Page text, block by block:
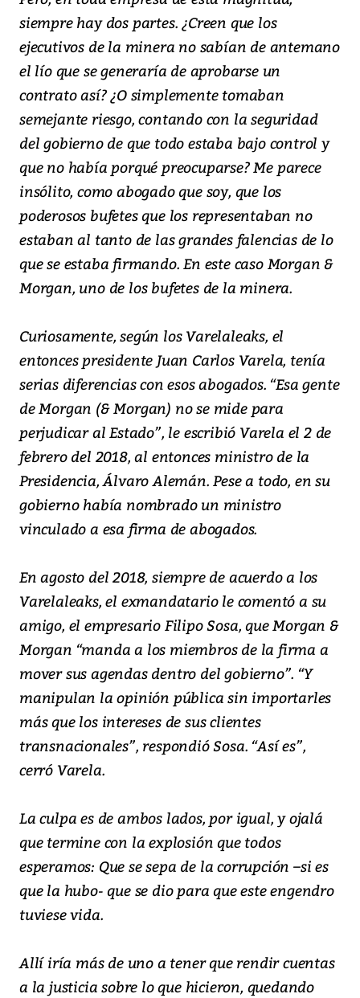
siempre hay dos partes. ¿Creen que los
ejecutivos de la minera no sabían de antemano
el lío que se generaría de aprobarse un
contrato así? ¿O simplemente tomaban
semejante riesgo, contando con la seguridad
del gobierno de que todo estaba bajo control y
que no había porqué preocuparse? Me parece
insólito, como abogado que soy, que los
poderosos bufetes que los representaban no
estaban al tanto de las grandes falencias de lo
que se estaba firmando. En este caso Morgan &
Morgan, uno de los bufetes de la minera.
Curiosamente, según los Varelaleaks, el
entonces presidente Juan Carlos Varela, tenía
serias diferencias con esos abogados. “Esa gente
de Morgan (& Morgan) no se mide para
perjudicar al Estado”, le escribió Varela el 2 de
febrero del 2018, al entonces ministro de la
Presidencia, Álvaro Alemán. Pese a todo, en su
gobierno había nombrado un ministro
vinculado a esa firma de abogados.
En agosto del 2018, siempre de acuerdo a los
Varelaleaks, el exmandatario le comentó a su
amigo, el empresario Filipo Sosa, que Morgan &
Morgan “manda a los miembros de la firma a
mover sus agendas dentro del gobierno”. “Y
manipulan la opinión pública sin importarles
más que los intereses de sus clientes
transnacionales”, respondió Sosa. “Así es”,
cerró Varela.
La culpa es de ambos lados, por igual, y ojalá
que termine con la explosión que todos
esperamos: Que se sepa de la corrupción –si es
que la hubo- que se dio para que este engendro
tuviese vida.
Allí iría más de uno a tener que rendir cuentas
a la justicia sobre lo que hicieron, quedando